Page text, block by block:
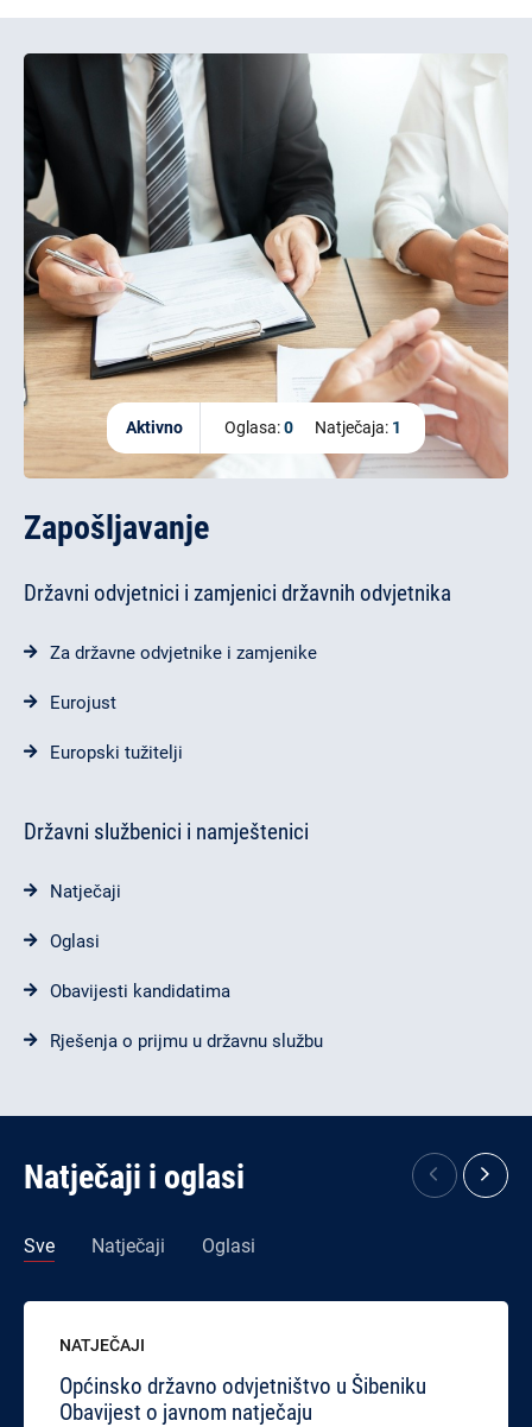
Aktivno Oglasa:0 Natječaja: 1
Zapošljavanje
Državni odvjetnici i zamjenici državnih odvjetnika
Za državne odvjetnike i zamjenike
Eurojust
Europski tužitelji
Državni službenici i namještenici
Natječaji
Oglasi
Obavijesti kandidatima
Rješenja o prijmu u državnu službu
Natječaji i oglasi
Sve Natječaji Oglasi
NATJEČAJI
Općinsko državno odvjetništvo u Šibeniku
Obavijest o javnom natječaju